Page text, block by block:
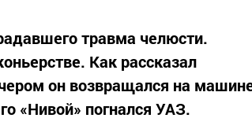
травма челюсти.
Как рассказал
он возвращался на
«Нивой» погнался УАЗ.